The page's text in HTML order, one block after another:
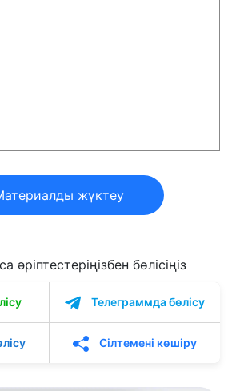
жүктеу
әріптестеріңізбен бөлісіңіз
Телеграммда бөлісу
Сілтемені көшіру